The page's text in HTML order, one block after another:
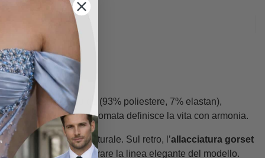
satinato fluido (93% poliestere, 7% elastan),
fascia sottoseno sagomata definisce la vita con armonia.
con movimento naturale. Sul retro, l’allacciatura gorset
pratica, senza alterare la linea elegante del modello.